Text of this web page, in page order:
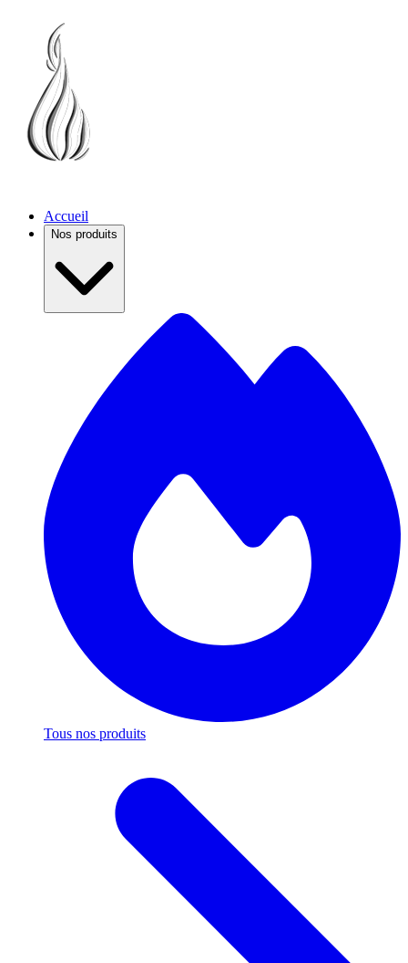
Accueil
Nos produits
Tous nos produits